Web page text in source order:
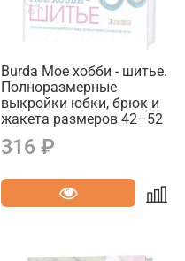
Burda Мое хобби - шитье.
Полноразмерные
выкройки юбки, брюк и
жакета размеров 42–52
316 ₽